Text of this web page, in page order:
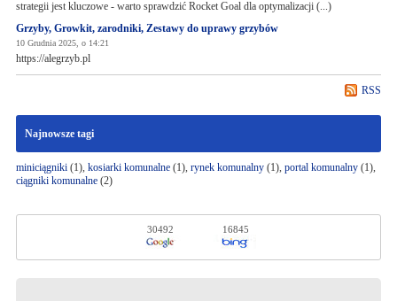
strategii jest kluczowe - warto sprawdzić Rocket Goal dla optymalizacji (...)
Grzyby, Growkit, zarodniki, Zestawy do uprawy grzybów
10 Grudnia 2025, o 14:21
https://alegrzyb.pl
RSS
Najnowsze tagi
miniciągniki(1), kosiarki komunalne(1), rynek komunalny(1), portal komunalny(1),
ciągniki komunalne(2)
30492 16845